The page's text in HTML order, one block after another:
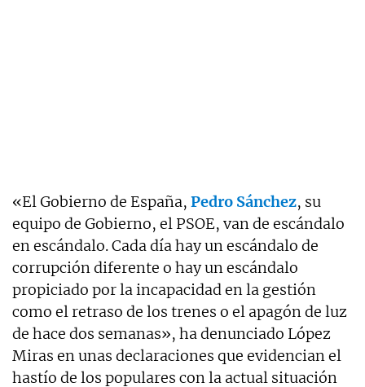
«El Gobierno de España, Pedro Sánchez, su
equipo de Gobierno, el PSOE, van de escándalo
en escándalo. Cada día hay un escándalo de
corrupción diferente o hay un escándalo
propiciado por la incapacidad en la gestión
como el retraso de los trenes o el apagón de luz
de hace dos semanas», ha denunciado López
Miras en unas declaraciones que evidencian el
hastío de los populares con la actual situación